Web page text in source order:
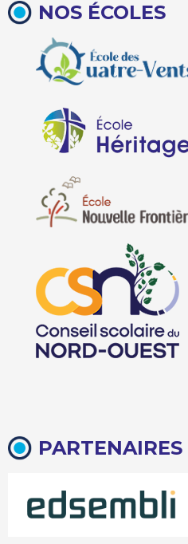
NOS ÉCOLES
PARTENAIRES